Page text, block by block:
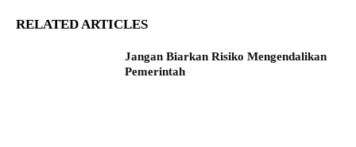
RELATED ARTICLES
Jangan Biarkan Risiko Mengendalikan
Pemerintah